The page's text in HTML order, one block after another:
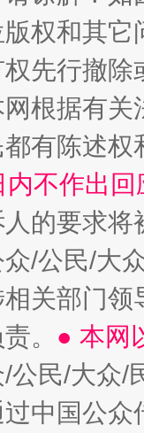
权和其它
先行撤
根据有
有陈述
不作出
的要求将
/公民/大
关部门
。 ● 本网
/公民/大众
中国公